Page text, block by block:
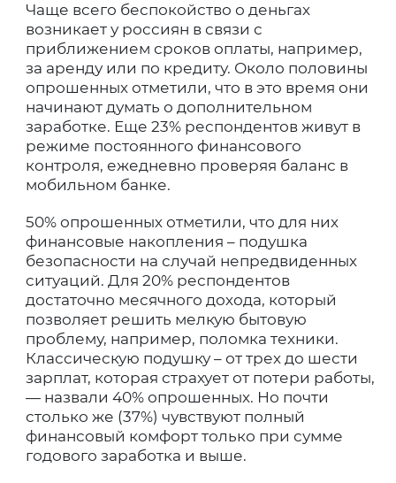
Чаще всего беспокойство о деньгах
возникает у россиян в связи с
приближением сроков оплаты, например,
за аренду или по кредиту. Около половины
опрошенных отметили, что в это время они
начинают думать о дополнительном
заработке. Еще 23% респондентов живут в
режиме постоянного финансового
контроля, ежедневно проверяя баланс в
мобильном банке.
50% опрошенных отметили, что для них
финансовые накопления – подушка
безопасности на случай непредвиденных
ситуаций. Для 20% респондентов
достаточно месячного дохода, который
позволяет решить мелкую бытовую
проблему, например, поломка техники.
Классическую подушку – от трех до шести
зарплат, которая страхует от потери работы,
— назвали 40% опрошенных. Но почти
столько же (37%) чувствуют полный
финансовый комфорт только при сумме
годового заработка и выше.